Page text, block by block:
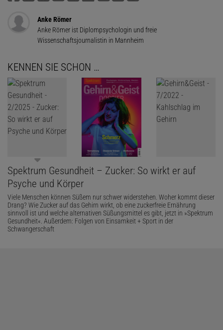
Anke Römer
Anke Römer ist Diplompsychologin und freie
Wissenschaftsjournalistin in Mannheim
KENNEN SIE SCHON …
Spektrum Gesundheit – Zucker: So wirkt er auf
Psyche und Körper
Viele Menschen können Süßem nur schwer widerstehen. Woher kommt dieser
Drang? Wie Zucker auf das Gehirn wirkt, ob eine zuckerfreie Ernährung
sinnvoll ist und welche alternativen Süßungsmittel es gibt, jetzt in »Spektrum
Gesundheit«. Außerdem: Folgen von Einsamkeit + Sport in der
Schwangerschaft